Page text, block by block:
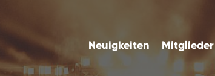
Neuigkeiten Mitglieder